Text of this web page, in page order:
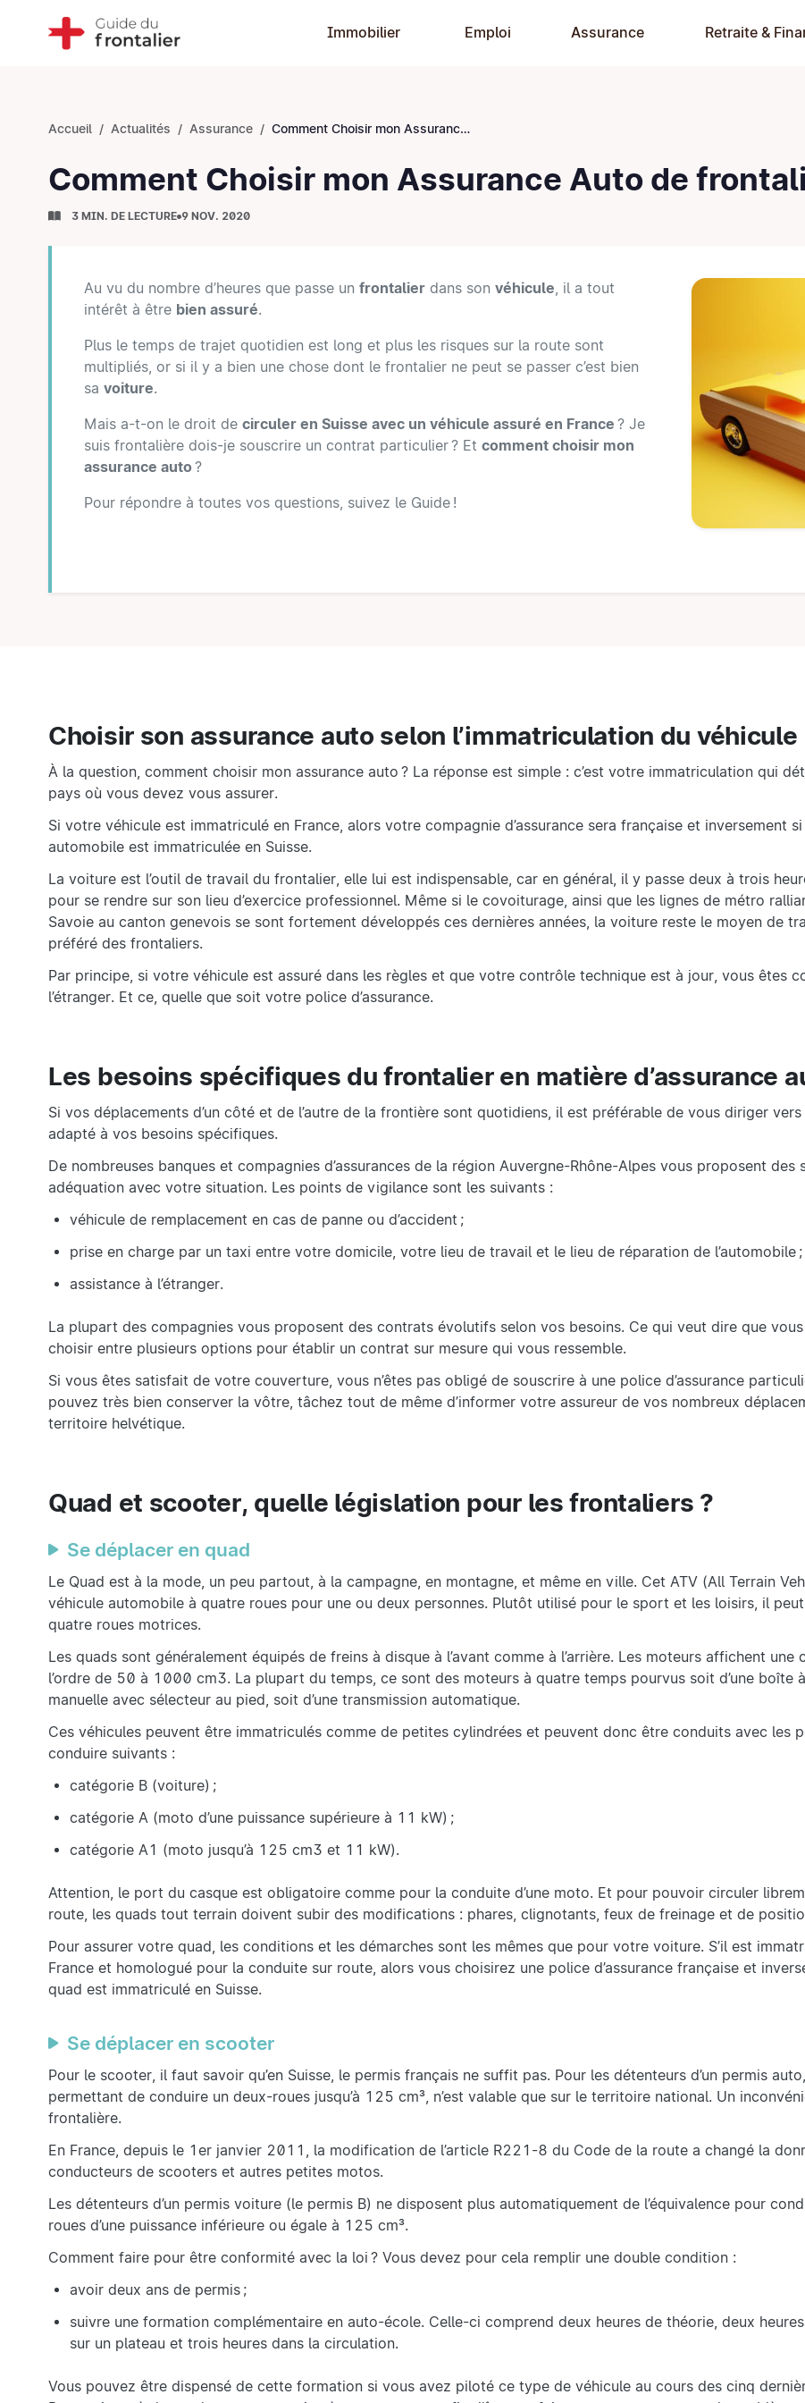
Immobilier Emploi Assurance Retraite &
Accueil Actualités Assurance Comment Choisir mon Assurance Auto de frontalier ?
Comment Choisir mon Assurance Auto de
3 MIN. DE LECTURE 9 NOV. 2020
Au vu du nombre d’heures que passe un frontalier dans son véhicule, il a tout
intérêt à être bien assuré.
Plus le temps de trajet quotidien est long et plus les risques sur la route sont
multipliés, or si il y a bien une chose dont le frontalier ne peut se passer c’est bien
sa voiture.
Mais a-t-on le droit de circuler en Suisse avec un véhicule assuré en France ? Je
suis frontalière dois-je souscrire un contrat particulier ? Et comment choisir mon
assurance auto?
Pour répondre à toutes vos questions, suivez le Guide !
Choisir son assurance auto selon l’immatriculation du véhicule
À la question, comment choisir mon assurance auto ? La réponse est simple : c’est votre immatriculation qui
pays où vous devez vous assurer.
Si votre véhicule est immatriculé en France, alors votre compagnie d’assurance sera française et inversement
automobile est immatriculée en Suisse.
La voiture est l’outil de travail du frontalier, elle lui est indispensable, car en général, il y passe deux à trois
pour se rendre sur son lieu d’exercice professionnel. Même si le covoiturage, ainsi que les lignes de métro
Savoie au canton genevois se sont fortement développés ces dernières années, la voiture reste le moyen de
préféré des frontaliers.
Par principe, si votre véhicule est assuré dans les règles et que votre contrôle technique est à jour, vous êtes
l’étranger. Et ce, quelle que soit votre police d’assurance.
Les besoins spécifiques du frontalier en matière d’assurance
Si vos déplacements d’un côté et de l’autre de la frontière sont quotidiens, il est préférable de vous diriger
adapté à vos besoins spécifiques.
De nombreuses banques et compagnies d’assurances de la région Auvergne-Rhône-Alpes vous proposent des
adéquation avec votre situation. Les points de vigilance sont les suivants :
véhicule de remplacement en cas de panne ou d’accident ;
prise en charge par un taxi entre votre domicile, votre lieu de travail et le lieu de réparation de l’automobile ;
assistance à l’étranger.
La plupart des compagnies vous proposent des contrats évolutifs selon vos besoins. Ce qui veut dire que
choisir entre plusieurs options pour établir un contrat sur mesure qui vous ressemble.
Si vous êtes satisfait de votre couverture, vous n’êtes pas obligé de souscrire à une police d’assurance
pouvez très bien conserver la vôtre, tâchez tout de même d’informer votre assureur de vos nombreux
territoire helvétique.
Quad et scooter, quelle législation pour les frontaliers ?
Se déplacer en quad
Le Quad est à la mode, un peu partout, à la campagne, en montagne, et même en ville. Cet ATV (All Terrain
véhicule automobile à quatre roues pour une ou deux personnes. Plutôt utilisé pour le sport et les loisirs, il
quatre roues motrices.
Les quads sont généralement équipés de freins à disque à l’avant comme à l’arrière. Les moteurs affichent une
l’ordre de 50 à 1000 cm3. La plupart du temps, ce sont des moteurs à quatre temps pourvus soit d’une boîte
manuelle avec sélecteur au pied, soit d’une transmission automatique.
Ces véhicules peuvent être immatriculés comme de petites cylindrées et peuvent donc être conduits avec les
conduire suivants :
catégorie B (voiture) ;
catégorie A (moto d’une puissance supérieure à 11 kW) ;
catégorie A1 (moto jusqu’à 125 cm3 et 11 kW).
Attention, le port du casque est obligatoire comme pour la conduite d’une moto. Et pour pouvoir circuler
route, les quads tout terrain doivent subir des modifications : phares, clignotants, feux de freinage et de
Pour assurer votre quad, les conditions et les démarches sont les mêmes que pour votre voiture. S’il est
France et homologué pour la conduite sur route, alors vous choisirez une police d’assurance française et
quad est immatriculé en Suisse.
Se déplacer en scooter
Pour le scooter, il faut savoir qu’en Suisse, le permis français ne suffit pas. Pour les détenteurs d’un permis
permettant de conduire un deux-roues jusqu’à 125 cm³, n’est valable que sur le territoire national. Un
frontalière.
En France, depuis le 1er janvier 2011, la modification de l’article R221-8 du Code de la route a changé la
conducteurs de scooters et autres petites motos.
Les détenteurs d’un permis voiture (le permis B) ne disposent plus automatiquement de l’équivalence pour
roues d’une puissance inférieure ou égale à 125 cm³.
Comment faire pour être conformité avec la loi ? Vous devez pour cela remplir une double condition :
avoir deux ans de permis ;
suivre une formation complémentaire en auto-école. Celle-ci comprend deux heures de théorie, deux
sur un plateau et trois heures dans la circulation.
Vous pouvez être dispensé de cette formation si vous avez piloté ce type de véhicule au cours des cinq